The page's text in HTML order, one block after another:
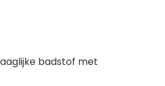
badstof met